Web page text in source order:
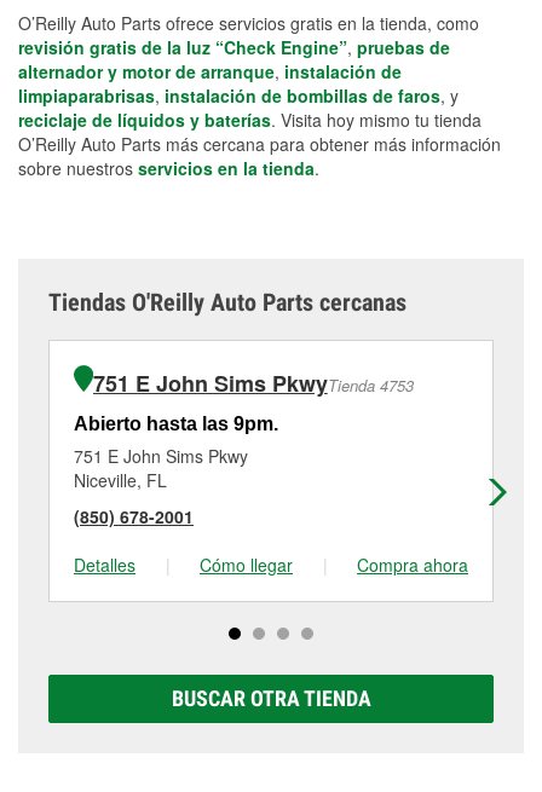
O’Reilly Auto Parts ofrece servicios gratis en la tienda, como
revisión gratis de la luz “Check Engine”, pruebas de
alternador y motor de arranque, instalación de
limpiaparabrisas, instalación de bombillas de faros, y
reciclaje de líquidos y baterías. Visita hoy mismo tu tienda
O’Reilly Auto Parts más cercana para obtener más información
sobre nuestros servicios en la tienda.
Tiendas O'Reilly Auto Parts cercanas
751 E John Sims PkwyTienda 4753
Abierto hasta las 9pm.
751 E John Sims Pkwy
Niceville, FL
(850) 678-2001
Detalles
| Cómo llegar | Compra ahora
BUSCAR OTRA TIENDA